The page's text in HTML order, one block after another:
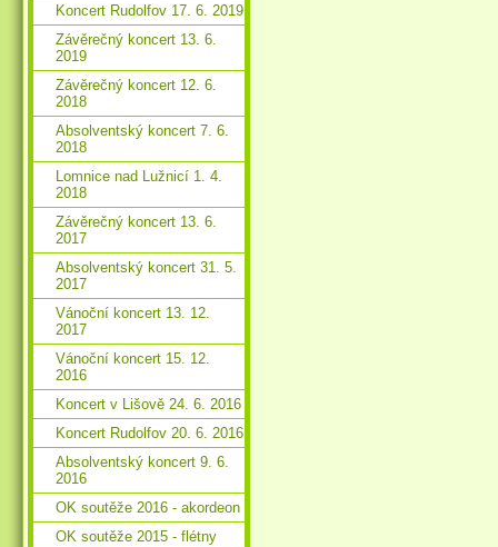
Koncert Rudolfov 17. 6. 2019
Závěrečný koncert 13. 6.
2019
Závěrečný koncert 12. 6.
2018
Absolventský koncert 7. 6.
2018
Lomnice nad Lužnicí 1. 4.
2018
Závěrečný koncert 13. 6.
2017
Absolventský koncert 31. 5.
2017
Vánoční koncert 13. 12.
2017
Vánoční koncert 15. 12.
2016
Koncert v Lišově 24. 6. 2016
Koncert Rudolfov 20. 6. 2016
Absolventský koncert 9. 6.
2016
OK soutěže 2016 - akordeon
OK soutěže 2015 - flétny